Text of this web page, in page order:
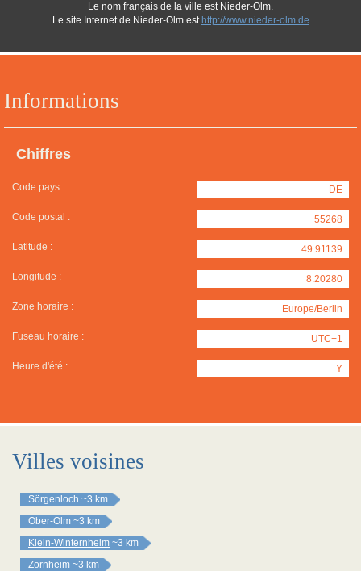
Informations
Chiffres
Code pays : DE
Code postal : 55268
Latitude : 49.91139
Longitude : 8.20280
Zone horaire : Europe/Berlin
Fuseau horaire : UTC+1
Heure d'été : Y
Le nom français de la ville est Nieder-Olm.
Le site Internet de Nieder-Olm est http://www.nieder-olm.de
Villes voisines
Sörgenloch ~3 km
Ober-Olm ~3 km
Klein-Winternheim ~3 km
Zornheim ~3 km